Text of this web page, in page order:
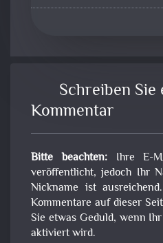
Schreiben Sie
Kommentar
Bitte beachten:Ihre E-
veröffentlicht, jedoch Ihr
Nickname ist
Kommentare auf dieser
Sie etwas Geduld, wenn
aktiviert wird.